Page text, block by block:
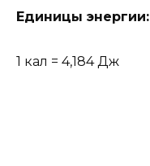
Единицы энергии:
1 кал = 4,184 Дж